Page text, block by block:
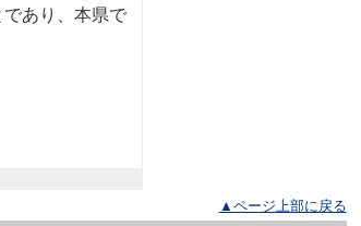
あり、本県で
▲ページ上部に戻る